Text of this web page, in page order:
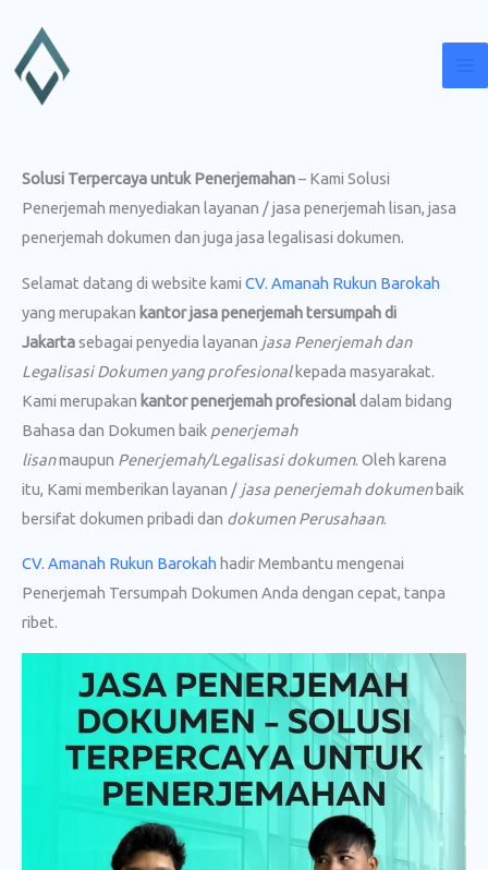
konten
Solusi Terpercaya untuk Penerjemahan– Kami Solusi
Penerjemah menyediakan layanan / jasa penerjemah lisan, jasa
penerjemah dokumen dan juga jasa legalisasi dokumen.
Selamat datang di website kami CV. Amanah Rukun Barokah
yang merupakan kantor jasa penerjemah tersumpah di
Jakartasebagai penyedia layanan jasa Penerjemah dan
Legalisasi Dokumen yang profesionalkepada masyarakat.
Kami merupakan kantor penerjemah profesionaldalam bidang
Bahasa dan Dokumen baik penerjemah
lisanmaupun Penerjemah/Legalisasi dokumen. Oleh karena
itu, Kami memberikan layanan / jasa penerjemah dokumenbaik
bersifat dokumen pribadi dan dokumen Perusahaan.
CV. Amanah Rukun Barokah hadir Membantu mengenai
Penerjemah Tersumpah Dokumen Anda dengan cepat, tanpa
ribet.